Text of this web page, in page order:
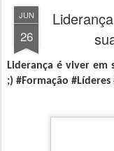
JUN
26
Liderança é viver em
;) #Formação #Líderes